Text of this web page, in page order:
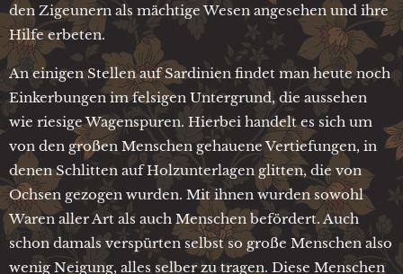
den Zigeunern als mächtige Wesen angesehen und ihre
Hilfe erbeten.
An einigen Stellen auf Sardinien findet man heute noch
Einkerbungen im felsigen Untergrund, die aussehen
wie riesige Wagenspuren. Hierbei handelt es sich um
von den großen Menschen gehauene Vertiefungen, in
denen Schlitten auf Holzunterlagen glitten, die von
Ochsen gezogen wurden. Mit ihnen wurden sowohl
Waren aller Art als auch Menschen befördert. Auch
schon damals verspürten selbst so große Menschen also
wenig Neigung, alles selber zu tragen. Diese Menschen